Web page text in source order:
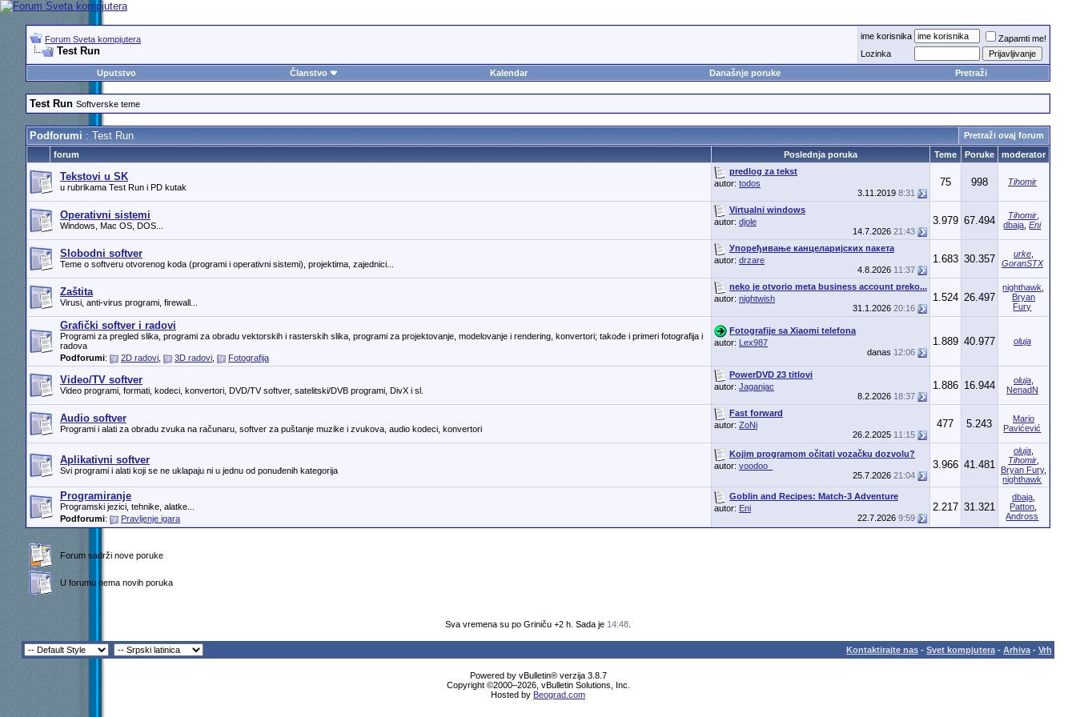
Forum Sveta kompjutera
Test Run
ime korisnika
Zapamti me!
Lozinka
Uputstvo
Članstvo Kalendar Današnje poruke Pretraži
Test Run Softverske teme
Podforumi : Test Run
Pretraži ovaj forum
forum
Poslednja poruka Teme Poruke moderator
Tekstovi u SK
u rubrikama Test Run i PD kutak
predlog za tekst
autor: todos
3.11.2019 8:31
75 998 Tihomir
Operativni sistemi
Windows, Mac OS, DOS...
Virtualni windows
autor: djole
14.7.2026 21:43
3.979 67.494 Tihomir,
dbaja ,Eni
Slobodni softver
Teme o softveru otvorenog koda (programi i operativni sistemi), projektima, zajednici...
Упоређивање канцеларијских пакета
autor: drzare
4.8.2026 11:37
1.683 30.357 urke,
GoranSTX
Zaštita
Virusi, anti-virus programi, firewall...
neko je otvorio meta business account preko...
autor: nightwish
31.1.2026 20:16
1.524 26.497
nighthawk
Bryan
Fury
Grafički softver i radovi
Programi za pregled slika, programi za obradu vektorskih i rasterskih slika, programi za projektovanje, modelovanje i rendering, konvertori; takođe i primeri fotografija i
radova
Podforumi: 2D radovi, 3D radovi, Fotografija
Fotografije sa Xiaomi telefona
autor: Lex987
danas 12:06
1.889 40.977 oluja
Video/TV softver
Video programi, formati, kodeci, konvertori, DVD/TV softver, satelitski/DVB programi, DivX i sl.
PowerDVD 23 titlovi
autor: Jaganjac
8.2.2026 18:37
1.886 16.944 oluja,
NenadN
Audio softver
Programi i alati za obradu zvuka na računaru, softver za puštanje muzike i zvukova, audio kodeci, konvertori
Fast forward
autor: ZoNi
26.2.2025 11:15
477 5.243
Mario
Pavićević
Aplikativni softver
Svi programi i alati koji se ne uklapaju ni u jednu od ponuđenih kategorija
Kojim programom očitati vozačku dozvolu?
autor: voodoo_
25.7.2026 21:04
3.966 41.481
oluja,
Tihomir,
Bryan Fury,
nighthawk
Programiranje
Programski jezici, tehnike, alatke...
Podforumi: Pravljenje igara
Goblin and Recipes: Match-3 Adventure
autor: Eni
22.7.2026 9:59
2.217 31.321
dbaja,
Patton
Andross
Forum sadrži nove poruke
U forumu nema novih poruka
Sva vremena su po Griniču +2 h. Sada je 14:48.
Kontaktirajte nas - Svet kompjutera - Arhiva - Vrh
Powered by vBulletin® verzija 3.8.7
Copyright ©2000–2026, vBulletin Solutions, Inc.
Hosted by Beograd.com